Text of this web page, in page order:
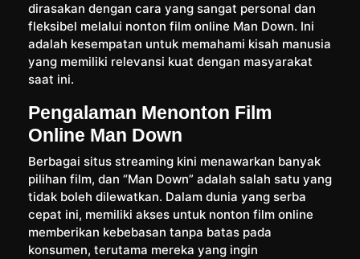
dirasakan dengan cara yang sangat personal dan
fleksibel melalui nonton film online Man Down. Ini
adalah kesempatan untuk memahami kisah manusia
yang memiliki relevansi kuat dengan masyarakat
saat ini.
Pengalaman Menonton Film
Online Man Down
Berbagai situs streaming kini menawarkan banyak
pilihan film, dan “Man Down” adalah salah satu yang
tidak boleh dilewatkan. Dalam dunia yang serba
cepat ini, memiliki akses untuk nonton film online
memberikan kebebasan tanpa batas pada
konsumen, terutama mereka yang ingin